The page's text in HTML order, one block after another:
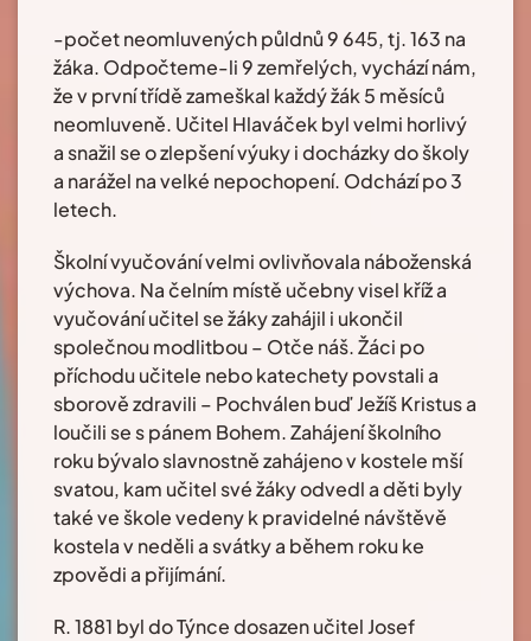
-počet neomluvených půldnů 9 645, tj. 163 na
žáka. Odpočteme-li 9 zemřelých, vychází nám,
že v první třídě zameškal každý žák 5 měsíců
neomluveně. Učitel Hlaváček byl velmi horlivý
a snažil se o zlepšení výuky i docházky do školy
a narážel na velké nepochopení. Odchází po 3
letech.
Školní vyučování velmi ovlivňovala náboženská
výchova. Na čelním místě učebny visel kříž a
vyučování učitel se žáky zahájil i ukončil
společnou modlitbou – Otče náš. Žáci po
příchodu učitele nebo katechety povstali a
sborově zdravili – Pochválen buď Ježíš Kristus a
loučili se s pánem Bohem. Zahájení školního
roku bývalo slavnostně zahájeno v kostele mší
svatou, kam učitel své žáky odvedl a děti byly
také ve škole vedeny k pravidelné návštěvě
kostela v neděli a svátky a během roku ke
zpovědi a přijímání.
R. 1881 byl do Týnce dosazen učitel Josef